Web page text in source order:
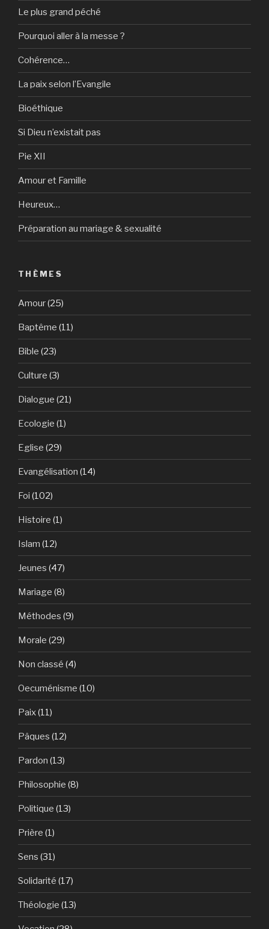
Le plus grand péché
Pourquoi aller à la messe ?
Cohérence…
La paix selon l’Evangile
Bioéthique
Si Dieu n’existait pas
Pie XII
Amour et Famille
Heureux…
Préparation au mariage & sexualité
THÈMES
Amour(25)
Baptême (11)
Bible (23)
Culture (3)
Dialogue (21)
Ecologie (1)
Eglise (29)
Evangélisation (14)
Foi (102)
Histoire (1)
Islam (12)
Jeunes (47)
Mariage (8)
Méthodes (9)
Morale (29)
Non classé (4)
Oecuménisme (10)
Paix(11)
Pâques (12)
Pardon (13)
Philosophie (8)
Politique (13)
Prière (1)
Sens (31)
Solidarité (17)
Théologie (13)